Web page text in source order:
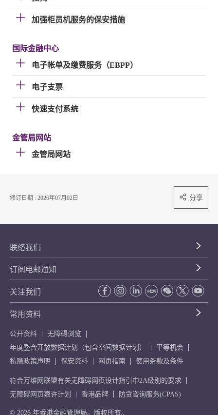
加强柜员机服务的保安措施
国际金融中心
电子帐单及缴费服务（EBPP）
电子支票
快速支付系统
金管局网站
金管局网站
修订日期 : 2026年07月02日 分享
联络我们
订阅电邮通知
关注我们
常用资料
公开资料
无障碍浏览
年度整合开放数据计划（包含空间数据计划）
平等机会
私隐政策声明
保安资料 网页指南 使用条款及条件
符合万维网联盟有关无障碍网页设计指引中2A级别的要求
无障碍网页嘉许计划
香港品牌 防贪咨询服务(CPAS)
© 2026 年香港金融管理局。版权所有。